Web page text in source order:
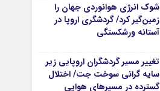
شوک انرژی هوانوردی جهان را
زمین‌گیر کرد/ گردشگری اروپا در
آستانه ورشکستگی
تغییر مسیر گردشگران اروپایی زیر
سایه گرانی سوخت جت/ اختلال
گسترده در مسیرهای هوایی